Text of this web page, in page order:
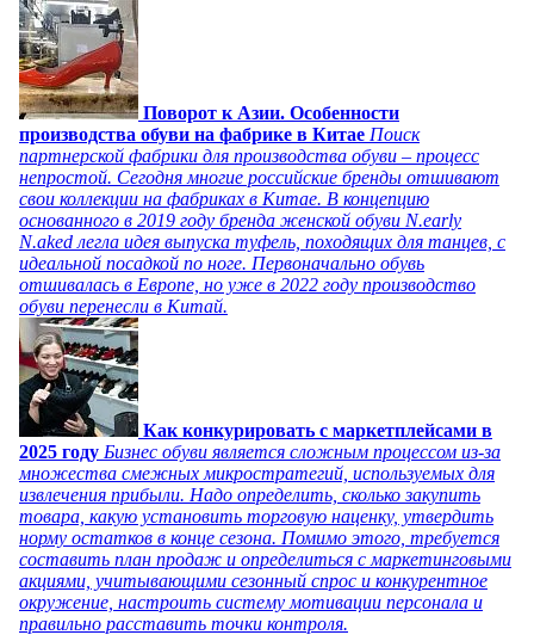
Поворот к Азии. Особенности
производства обуви на фабрике в Китае Поиск
партнерской фабрики для производства обуви – процесс
непростой. Сегодня многие российские бренды отшивают
свои коллекции на фабриках в Китае. В концепцию
основанного в 2019 году бренда женской обуви N.early
N.aked легла идея выпуска туфель, походящих для танцев, с
идеальной посадкой по ноге. Первоначально обувь
отшивалась в Европе, но уже в 2022 году производство
обуви перенесли в Китай.
Как конкурировать с маркетплейсами в
2025 году Бизнес обуви является сложным процессом из-за
множества смежных микростратегий, используемых для
извлечения прибыли. Надо определить, сколько закупить
товара, какую установить торговую наценку, утвердить
норму остатков в конце сезона. Помимо этого, требуется
составить план продаж и определиться с маркетинговыми
акциями, учитывающими сезонный спрос и конкурентное
окружение, настроить систему мотивации персонала и
правильно расставить точки контроля.